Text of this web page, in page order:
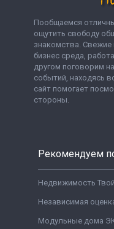
Пообщаемся
ощутить свободу
знакомства. Свежие
бизнес среда,
другом поговорим
событий, находясь
сайт помогает
стороны.
Рекомендуем
Недвижимость
Независимая
Модульные дома